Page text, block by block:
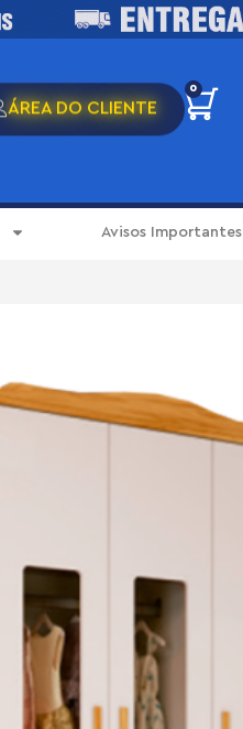
ÁREA DO CLIENTE
0
Avisos Importantes